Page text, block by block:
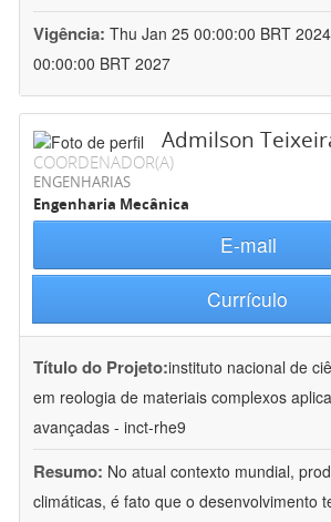
Vigência: Thu Jan 25 00:00:00 BRT
00:00:00 BRT 2027
Admilson
COORDENADOR(A)
ENGENHARIAS
Engenharia Mecânica
E-mail
Currículo
Título do Projeto:instituto nacional de
em reologia de materiais complexos
avançadas - inct-rhe9
Resumo: No atual contexto mundial,
climáticas, é fato que o desenvolvimento